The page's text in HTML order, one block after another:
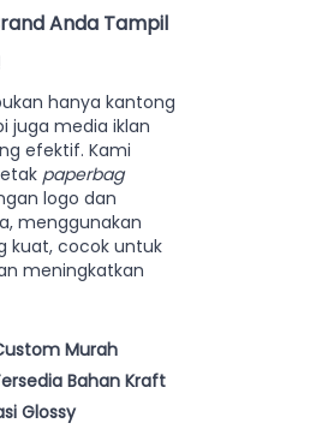
Anda Tampil
hanya kantong
juga media iklan
efektif. Kami
paperbag
logo dan
menggunakan
kuat, cocok untuk
meningkatkan
Murah
Bahan Kraft
Glossy